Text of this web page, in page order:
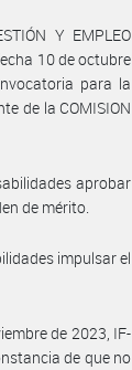
Y EMPLEO
10 de octubre
para la
de la COMISION
aprobar
de mérito.
impulsar el
de 2023, IF-
de que no